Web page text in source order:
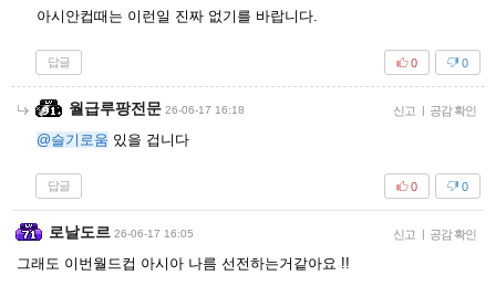
아시안컵때는 이런일 진짜 없기를 바랍니다.
답글 0
0
월급루팡전문 26-06-17 16:18 신고 | 공감 확인
@슬기로움 있을 겁니다
답글 0
0
로날도르 26-06-17 16:05 신고 | 공감 확인
그래도 이번월드컵 아시아 나름 선전하는거같아요 !!